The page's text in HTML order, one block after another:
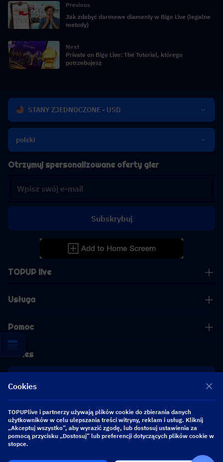
Previous
Jak zdobyć darmowe diamenty w Bigo Live (legalne
metody)
Next
Private on Bigo Live: The Tutorial, którego
potrzebujesz
STANY ZJEDNOCZONE - USD
polski
TOPUP live
Usługa
Pomoc
Biznes
[email protected]
[email protected]
Otrzymuj spersonalizowane oferty gier
Subskrybuj
Obserwuj nas
Cookies
TOPUPlive i partnerzy używają plików cookie do zbierania danych
użytkowników w celu ulepszania treści witryny, reklam i usług. Kliknij
„Akceptuj wszystko”, aby wyrazić zgodę, lub dostosuj ustawienia za
pomocą przycisku „Dostosuj” lub preferencji dotyczących plików cookie w
stopce.